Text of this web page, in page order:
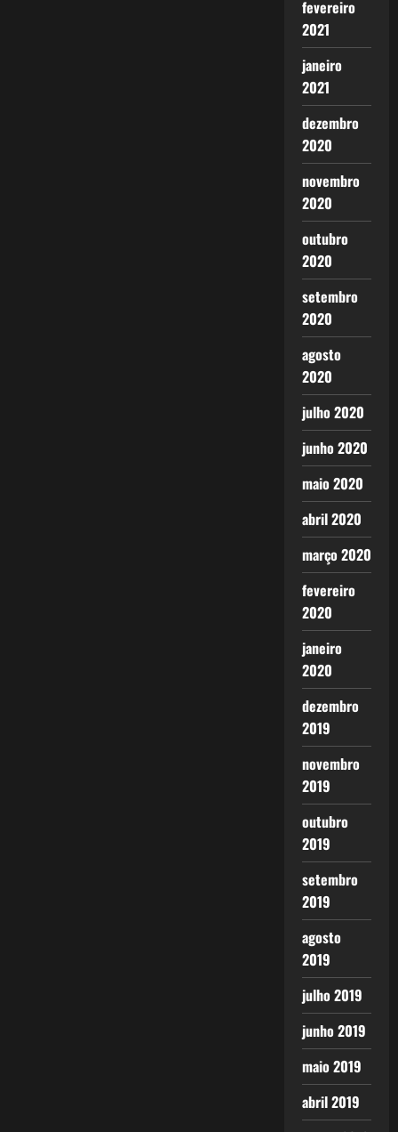
fevereiro
2021
janeiro
2021
dezembro
2020
novembro
2020
outubro
2020
setembro
2020
agosto
2020
julho 2020
junho 2020
maio 2020
abril 2020
março 2020
fevereiro
2020
janeiro
2020
dezembro
2019
novembro
2019
outubro
2019
setembro
2019
agosto
2019
julho 2019
junho 2019
maio 2019
abril 2019